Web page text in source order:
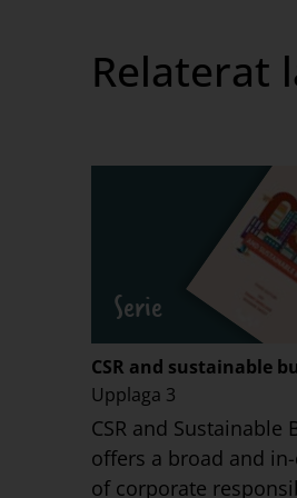
Relaterat
Serie
CSR and sustainable
Upplaga 3
CSR and Sustainable
offers a broad and
of corporate